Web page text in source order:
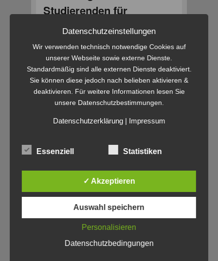
Studierenden für
Studierende (Teil 16 von
16)
Veröffentlicht am21. August 2009von Ralph
Müller
In der letzten Episode von “eLearning – von
Studierenden für Studierende” berichtet Sarah
Gerco, Studierende am Fachbereich 03,
Gesellschaftswissenschaften, über ihr Projekt
Ausbildung von zukünftigen LehrerInnen mit
Blended Learning,
Campusfest,SeLF,Video
eLearning – von
Studierenden für
Datenschutzeinstellungen
Wir verwenden technisch notwendige Cookies auf
unserer Webseite sowie externe Dienste.
Standardmäßig sind alle externen Dienste deaktiviert.
Sie können diese jedoch nach belieben aktivieren &
deaktivieren. Für weitere Informationen lesen Sie
unsere Datenschutzbestimmungen.
Datenschutzerklärung| Impressum
Essenziell Statistiken
✓ Akzeptieren
Auswahl speichern
Personalisieren
Datenschutzbedingungen